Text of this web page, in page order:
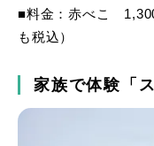
■料金：赤べこ
も税込）
家族で体験「